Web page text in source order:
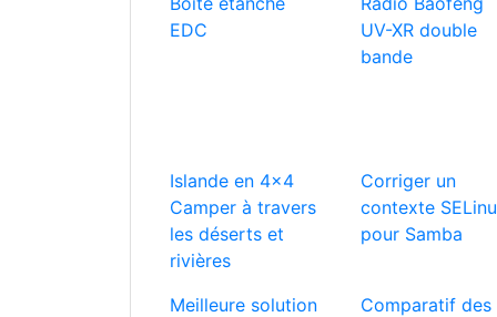
EDC
UV-XR double
bande
Islande en 4x4
Camper à travers
les déserts et
rivières
Corriger un
contexte
pour Samba
Meilleure solution
Comparatif des